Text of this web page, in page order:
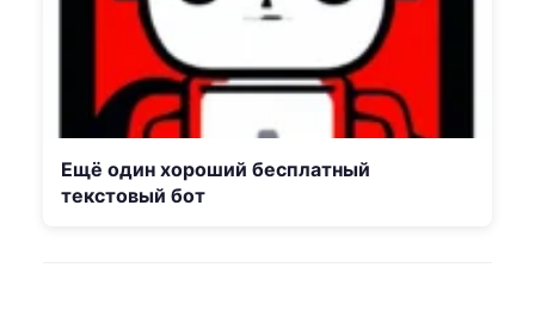
Ещё один хороший бесплатный
текстовый бот